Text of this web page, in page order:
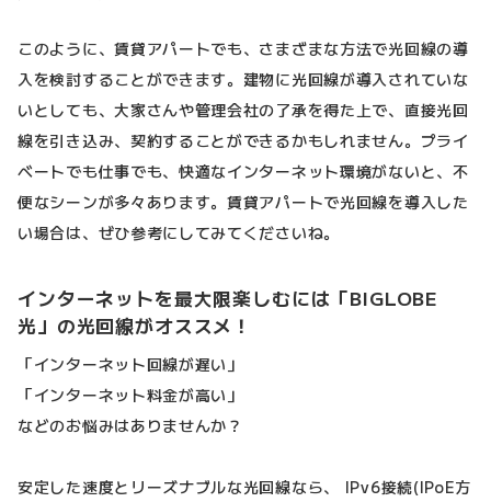
このように、賃貸アパートでも、さまざまな方法で光回線の導
入を検討することができます。建物に光回線が導入されていな
いとしても、大家さんや管理会社の了承を得た上で、直接光回
線を引き込み、契約することができるかもしれません。プライ
ベートでも仕事でも、快適なインターネット環境がないと、不
便なシーンが多々あります。賃貸アパートで光回線を導入した
い場合は、ぜひ参考にしてみてくださいね。
インターネットを最大限楽しむには「BIGLOBE
光」の光回線がオススメ！
「インターネット回線が遅い」
「インターネット料金が高い」
などのお悩みはありませんか？
安定した速度とリーズナブルな光回線なら、 IPv6接続(IPoE方